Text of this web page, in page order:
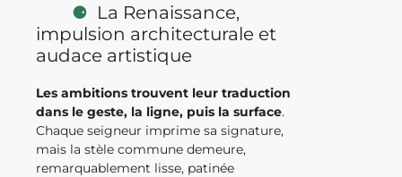
La Renaissance,
impulsion architecturale et
audace artistique
Les ambitions trouvent leur traduction
dans le geste, la ligne, puis la surface.
Chaque seigneur imprime sa signature,
mais la stèle commune demeure,
remarquablement lisse, patinée